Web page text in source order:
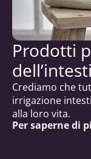
Prodotti
Crediamo che
irrigazione
alla loro vita.
Per saperne di